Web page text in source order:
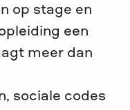
op stage en
een
meer dan
sociale codes